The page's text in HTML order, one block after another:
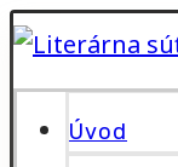
Úvod